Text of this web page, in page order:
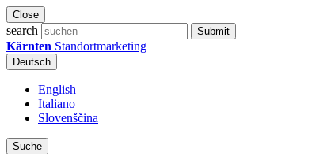
Close
search Submit
Kärnten Standortmarketing
Deutsch
English
Italiano
Slovenščina
Suche